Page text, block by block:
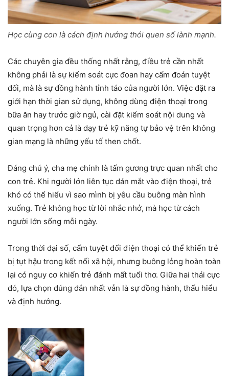
Học cùng con là cách định hướng thói quen số lành mạnh.
Các chuyên gia đều thống nhất rằng, điều trẻ cần nhất
không phải là sự kiểm soát cực đoan hay cấm đoán tuyệt
đối, mà là sự đồng hành tỉnh táo của người lớn. Việc đặt ra
giới hạn thời gian sử dụng, không dùng điện thoại trong
bữa ăn hay trước giờ ngủ, cài đặt kiểm soát nội dung và
quan trọng hơn cả là dạy trẻ kỹ năng tự bảo vệ trên không
gian mạng là những yếu tố then chốt.
Đáng chú ý, cha mẹ chính là tấm gương trực quan nhất cho
con trẻ. Khi người lớn liên tục dán mắt vào điện thoại, trẻ
khó có thể hiểu vì sao mình bị yêu cầu buông màn hình
xuống. Trẻ không học từ lời nhắc nhở, mà học từ cách
người lớn sống mỗi ngày.
Trong thời đại số, cấm tuyệt đối điện thoại có thể khiến trẻ
bị tụt hậu trong kết nối xã hội, nhưng buông lỏng hoàn toàn
lại có nguy cơ khiến trẻ đánh mất tuổi thơ. Giữa hai thái cực
đó, lựa chọn đúng đắn nhất vẫn là sự đồng hành, thấu hiểu
và định hướng.